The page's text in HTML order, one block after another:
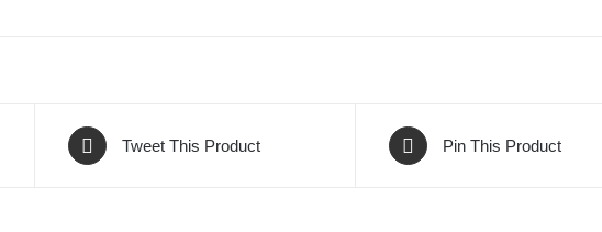
Tweet This Product Pin This Product